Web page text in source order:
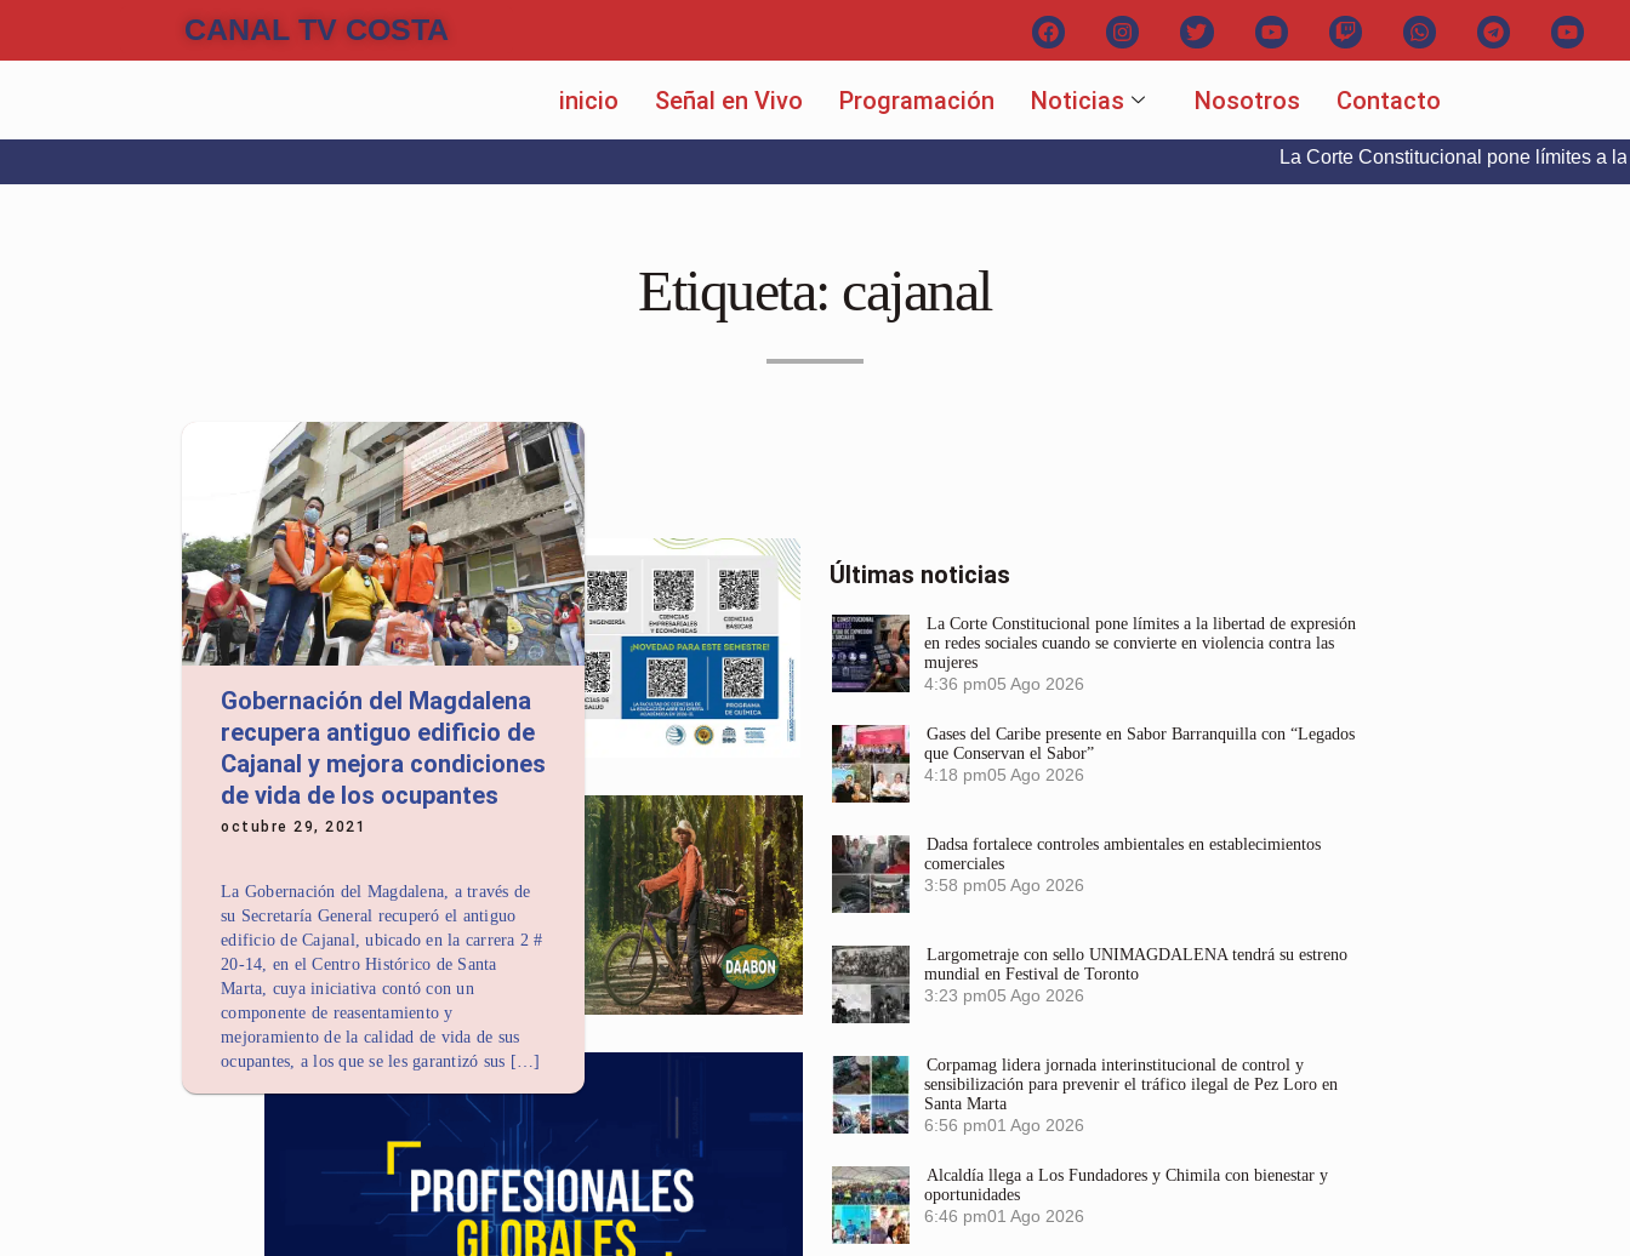
CANAL TV COSTA
inicio Señal en Vivo Programación Noticias Nosotros Contacto
La Corte Constitucional pone límites a la libertad
Etiqueta: cajanal
Gobernación del Magdalena
recupera antiguo edificio de
Cajanal y mejora condiciones
de vida de los ocupantes
octubre 29, 2021
La Gobernación del Magdalena, a través de
su Secretaría General recuperó el antiguo
edificio de Cajanal, ubicado en la carrera 2 #
20-14, en el Centro Histórico de Santa
Marta, cuya iniciativa contó con un
componente de reasentamiento y
mejoramiento de la calidad de vida de sus
ocupantes, a los que se les garantizó sus […]
Últimas noticias
La Corte Constitucional pone límites a la libertad de expresión
en redes sociales cuando se convierte en violencia contra las
mujeres
4:36 pm05 Ago 2026
Gases del Caribe presente en Sabor Barranquilla con “Legados
que Conservan el Sabor”
4:18 pm05 Ago 2026
Dadsa fortalece controles ambientales en establecimientos
comerciales
3:58 pm05 Ago 2026
Largometraje con sello UNIMAGDALENA tendrá su estreno
mundial en Festival de Toronto
3:23 pm05 Ago 2026
Corpamag lidera jornada interinstitucional de control y
sensibilización para prevenir el tráfico ilegal de Pez Loro en
Santa Marta
6:56 pm01 Ago 2026
Alcaldía llega a Los Fundadores y Chimila con bienestar y
oportunidades
6:46 pm01 Ago 2026